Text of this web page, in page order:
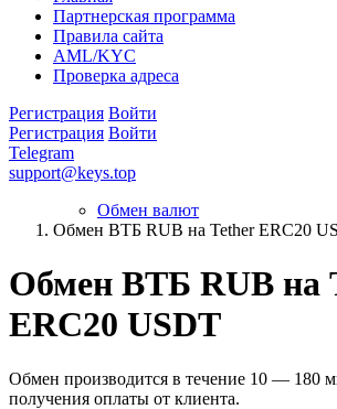
Партнерская программа
Правила сайта
AML/KYC
Проверка адреса
Регистрация Войти
Регистрация Войти
Telegram
support@keys.top
Обмен валют
Обмен ВТБ RUB на Tether ERC20
Обмен ВТБ RUB на
ERC20 USDT
Обмен производится в течение 10 — 180
получения оплаты от клиента.